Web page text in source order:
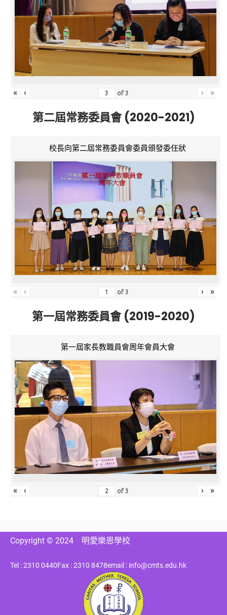
« ‹ of3 › »
第二屆常務委員會 (2020-2021)
校長向第二屆常務委員會委員頒發委任狀
« ‹ of3 › »
第一屆常務委員會 (2019-2020)
第一屆家長教職員會周年會員大會
« ‹ of3 › »
Copyright © 2024 明愛樂恩學校
Tel : 2310 0440Fax : 2310 8478email : info@cmts.edu.hk